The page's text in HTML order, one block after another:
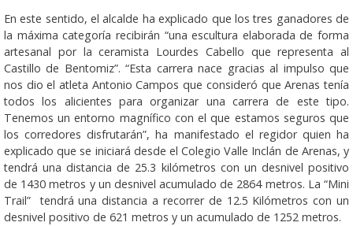
En este sentido, el alcalde ha explicado que los tres ganadores de
la máxima categoría recibirán “una escultura elaborada de forma
artesanal por la ceramista Lourdes Cabello que representa al
Castillo de Bentomiz”. “Esta carrera nace gracias al impulso que
nos dio el atleta Antonio Campos que consideró que Arenas tenía
todos los alicientes para organizar una carrera de este tipo.
Tenemos un entorno magnífico con el que estamos seguros que
los corredores disfrutarán”, ha manifestado el regidor quien ha
explicado que se iniciará desde el Colegio Valle Inclán de Arenas, y
tendrá una distancia de 25.3 kilómetros con un desnivel positivo
de 1430 metros y un desnivel acumulado de 2864 metros. La “Mini
Trail” tendrá una distancia a recorrer de 12.5 Kilómetros con un
desnivel positivo de 621 metros y un acumulado de 1252 metros.